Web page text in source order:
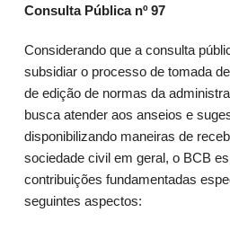
Consulta Pública nº 97
Considerando que a consulta
subsidiar o processo de tomada
de edição de normas da
busca atender aos anseios e
disponibilizando maneiras de
sociedade civil em geral, o BCB
contribuições fundamentadas
seguintes aspectos: